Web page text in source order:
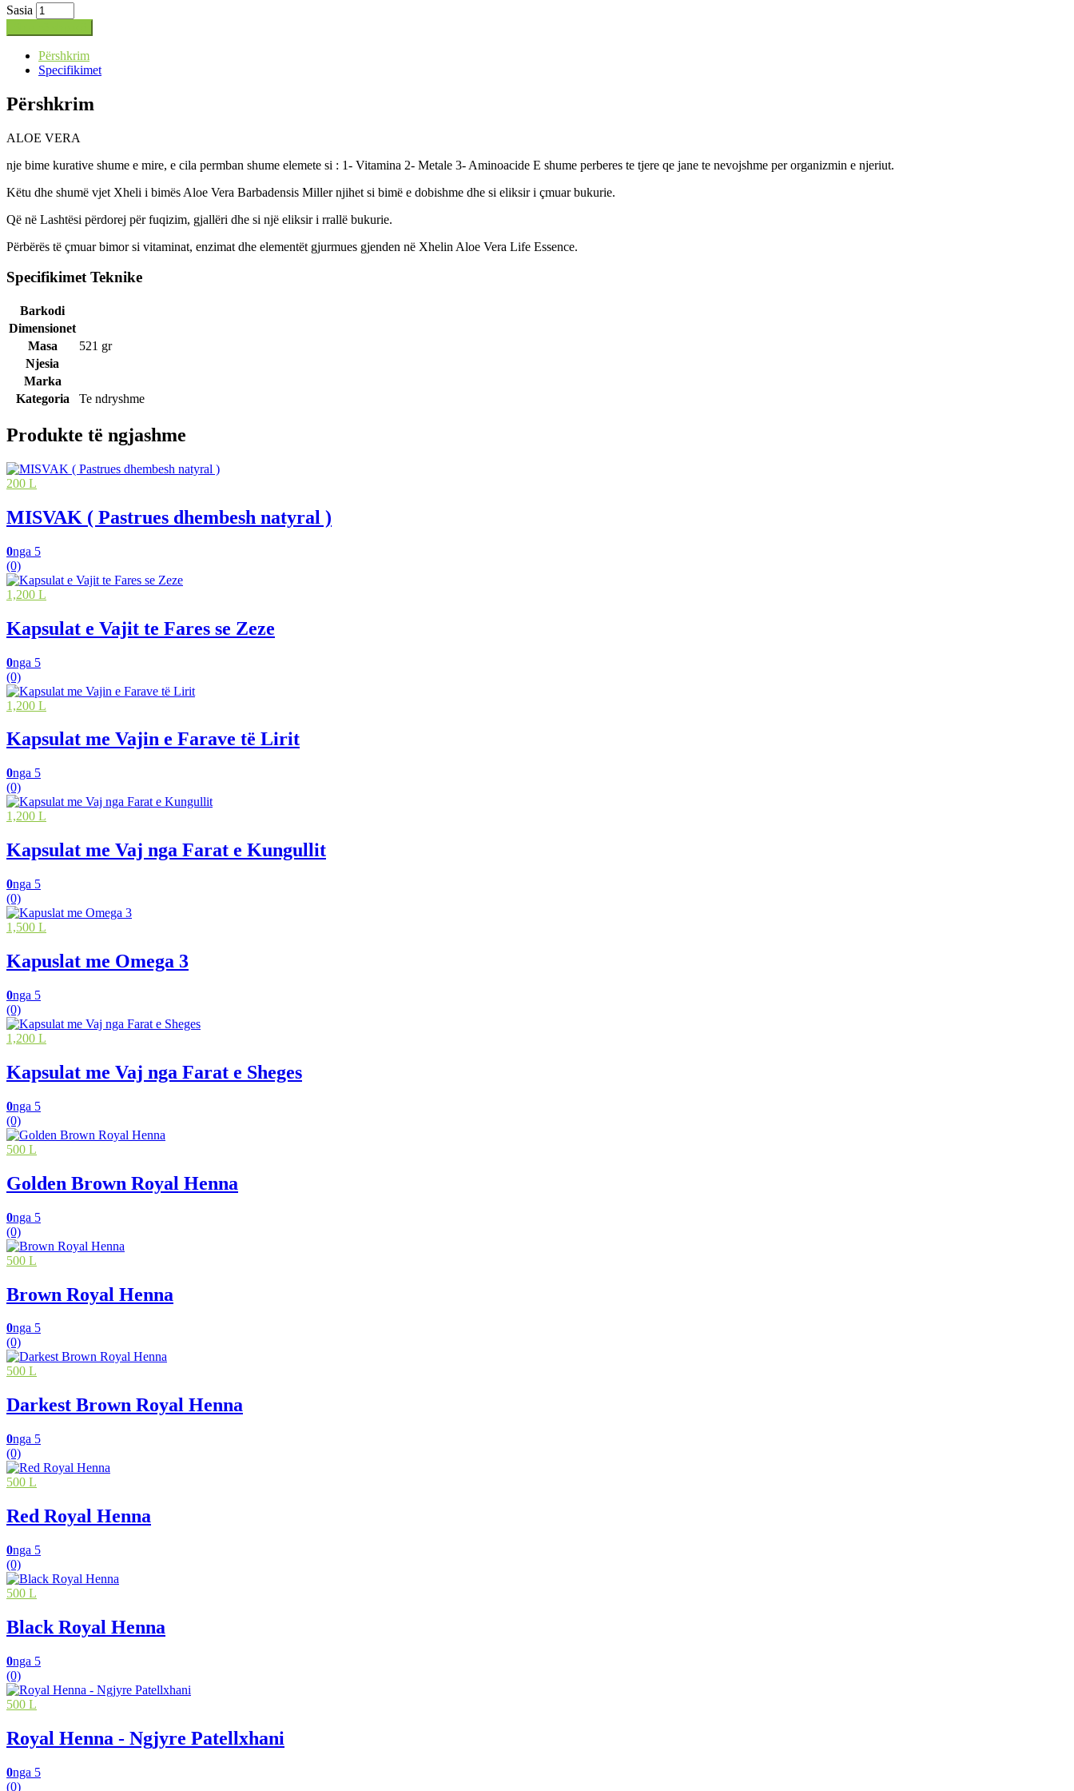
Sasia
Përshkrim
Specifikimet
Përshkrim
ALOE VERA
nje bime kurative shume e mire, e cila permban shume elemete si : 1- Vitamina 2- Metale 3- Aminoacide E shume perberes te tjere qe jane te nevojshme per organizmin e njeriut.
Këtu dhe shumë vjet Xheli i bimës Aloe Vera Barbadensis Miller njihet si bimë e dobishme dhe si eliksir i çmuar bukurie.
Që në Lashtësi përdorej për fuqizim, gjallëri dhe si një eliksir i rrallë bukurie.
Përbërës të çmuar bimor si vitaminat, enzimat dhe elementët gjurmues gjenden në Xhelin Aloe Vera Life Essence.
Specifikimet Teknike
Barkodi
Dimensionet
Masa
521 gr
Njesia
Marka
Kategoria
Te ndryshme
Produkte të ngjashme
200 L
MISVAK ( Pastrues dhembesh natyral )
0nga 5
(0)
1,200 L
Kapsulat e Vajit te Fares se Zeze
0nga 5
(0)
1,200 L
Kapsulat me Vajin e Farave të Lirit
0nga 5
(0)
1,200 L
Kapsulat me Vaj nga Farat e Kungullit
0nga 5
(0)
1,500 L
Kapuslat me Omega 3
0nga 5
(0)
1,200 L
Kapsulat me Vaj nga Farat e Sheges
0nga 5
(0)
500 L
Golden Brown Royal Henna
0nga 5
(0)
500 L
Brown Royal Henna
0nga 5
(0)
500 L
Darkest Brown Royal Henna
0nga 5
(0)
500 L
Red Royal Henna
0nga 5
(0)
500 L
Black Royal Henna
0nga 5
(0)
500 L
Royal Henna - Ngjyre Patellxhani
0nga 5
(0)